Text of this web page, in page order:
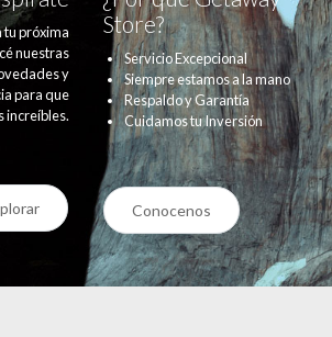
tu próxima
nuestras
y
para que
increíbles.
Store?
Servicio Excepcional
Siempre estamos a la mano
Respaldo y Garantía
Cuidamos tu Inversión
Conocenos